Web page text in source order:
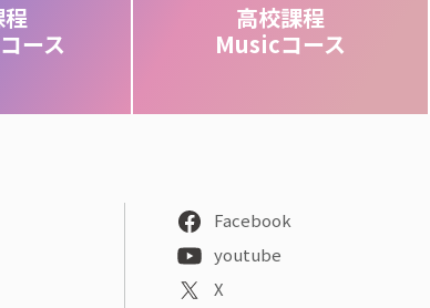
ース
高校課程
Musicコース
Facebook
youtube
X